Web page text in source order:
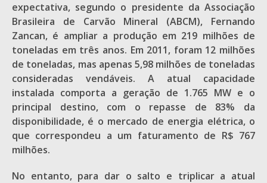
expectativa, segundo o presidente da Associação
Brasileira de Carvão Mineral (ABCM), Fernando
Zancan, é ampliar a produção em 219 milhões de
toneladas em três anos. Em 2011, foram 12 milhões
de toneladas, mas apenas 5,98 milhões de toneladas
consideradas vendáveis. A atual capacidade
instalada comporta a geração de 1.765 MW e o
principal destino, com o repasse de 83% da
disponibilidade, é o mercado de energia elétrica, o
que correspondeu a um faturamento de R$ 767
milhões.
No entanto, para dar o salto e triplicar a atual